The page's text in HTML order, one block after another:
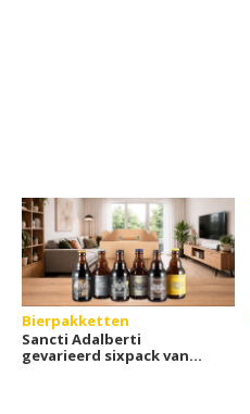
Bierpakketten
Sancti Adalberti
gevarieerd sixpack van